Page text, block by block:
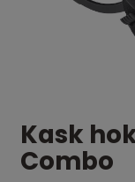
Kask
Combo